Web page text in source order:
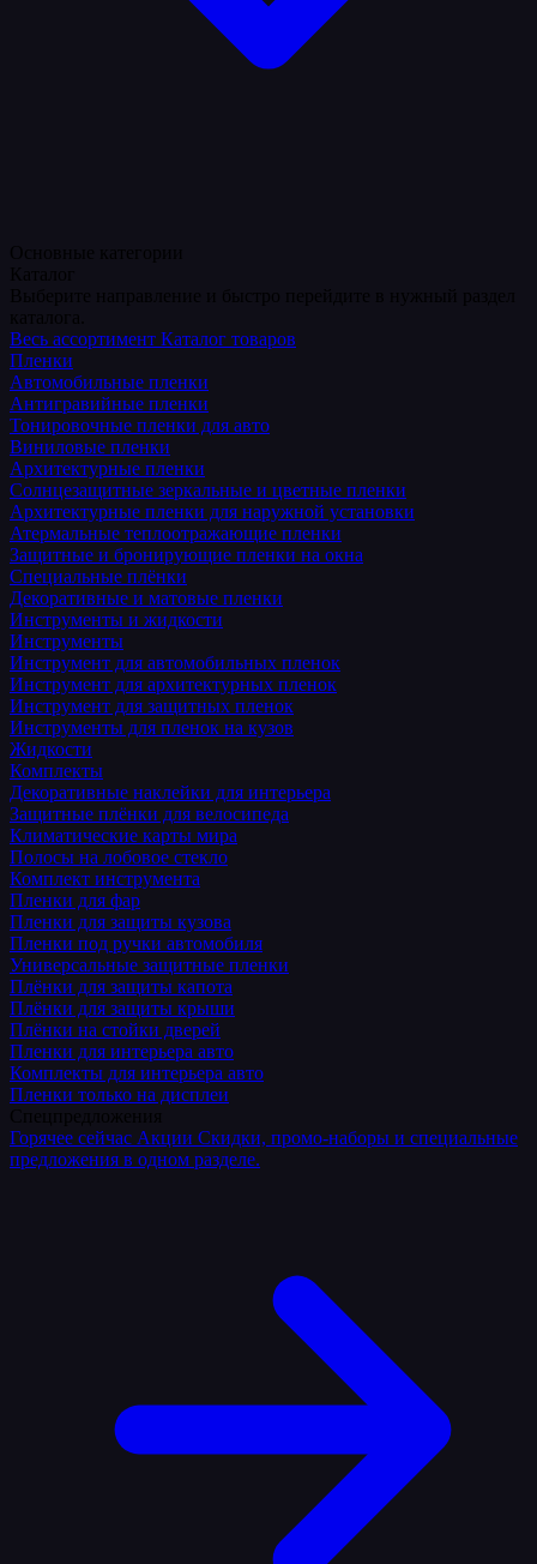
Весь ассортимент Каталог товаров
Пленки
Автомобильные пленки
Антигравийные пленки
Тонировочные пленки для авто
Виниловые пленки
Архитектурные пленки
Солнцезащитные зеркальные и цветные пленки
Архитектурные пленки для наружной установки
Атермальные теплоотражающие пленки
Защитные и бронирующие пленки на окна
Специальные плёнки
Декоративные и матовые пленки
Инструменты и жидкости
Инструменты
Инструмент для автомобильных пленок
Инструмент для архитектурных пленок
Инструмент для защитных пленок
Инструменты для пленок на кузов
Жидкости
Комплекты
Декоративные наклейки для интерьера
Защитные плёнки для велосипеда
Климатические карты мира
Полосы на лобовое стекло
Комплект инструмента
Пленки для фар
Пленки для защиты кузова
Пленки под ручки автомобиля
Универсальные защитные пленки
Плёнки для защиты капота
Плёнки для защиты крыши
Плёнки на стойки дверей
Пленки для интерьера авто
Комплекты для интерьера авто
Пленки только на дисплеи
Горячее сейчас Акции Скидки, промо-наборы и специальные
предложения в одном разделе.